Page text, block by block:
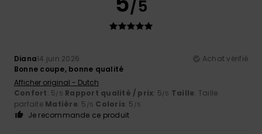
/5
Diana14 juin 2026
Achat vérifié
Bonne coupe, bonne qualité
Afficher original - Dutch
Confort: 5/5 Rapport qualité / prix: 5/5 Taille: Taille
parfaite Matière: 5 /5 Coloris: 5 /5
Je recommande ce produit